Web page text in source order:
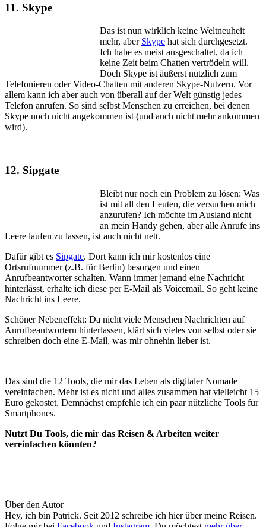
11. Skype
Das ist nun wirklich keine Weltneuheit
mehr, aber Skype hat sich durchgesetzt.
Ich habe es meist ausgeschaltet, da ich
keine Zeit beim Chatten vertrödeln will.
Doch Skype ist äußerst nützlich zum
Telefonieren oder Video-Chatten mit anderen Skype-Nutzern. Vor
allem kann ich aber auch von überall auf der Welt günstig jedes
Telefon anrufen. So sind selbst Menschen zu erreichen, bei denen
Skype noch nicht angekommen ist (und auch nicht mehr ankommen
wird).
12. Sipgate
Bleibt nur noch ein Problem zu lösen: Was
ist mit all den Leuten, die versuchen mich
anzurufen? Ich möchte im Ausland nicht
an mein Handy gehen, aber alle Anrufe ins
Leere laufen zu lassen, ist auch nicht nett.
Dafür gibt es Sipgate. Dort kann ich mir kostenlos eine
Ortsrufnummer (z.B. für Berlin) besorgen und einen
Anrufbeantworter schalten. Wann immer jemand eine Nachricht
hinterlässt, erhalte ich diese per E-Mail als Voicemail. So geht keine
Nachricht ins Leere.
Schöner Nebeneffekt: Da nicht viele Menschen Nachrichten auf
Anrufbeantwortern hinterlassen, klärt sich vieles von selbst oder sie
schreiben doch eine E-Mail, was mir ohnehin lieber ist.
Das sind die 12 Tools, die mir das Leben als digitaler Nomade
vereinfachen. Mehr ist es nicht und alles zusammen hat vielleicht 15
Euro gekostet. Demnächst empfehle ich ein paar nützliche Tools für
Smartphones.
Nutzt Du Tools, die mir das Reisen & Arbeiten weiter
vereinfachen könnten?
Über den Autor
Hey, ich bin Patrick. Seit 2012 schreibe ich hier über meine Reisen.